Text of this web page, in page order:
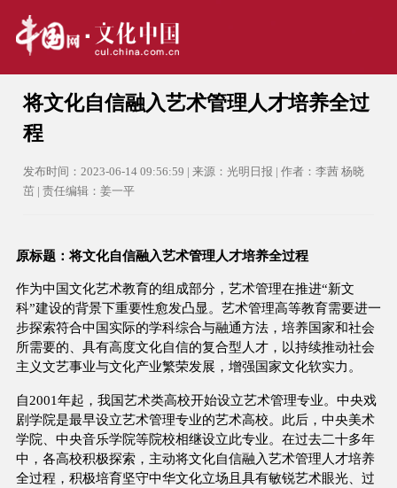
将文化自信融入艺术管理人才培养全过
程
发布时间：2023-06-14 09:56:59 | 来源：光明日报 | 作者：李茜 杨晓
茁 | 责任编辑：姜一平
原标题：将文化自信融入艺术管理人才培养全过程
作为中国文化艺术教育的组成部分，艺术管理在推进“新文
科”建设的背景下重要性愈发凸显。艺术管理高等教育需要进一
步探索符合中国实际的学科综合与融通方法，培养国家和社会
所需要的、具有高度文化自信的复合型人才，以持续推动社会
主义文艺事业与文化产业繁荣发展，增强国家文化软实力。
自2001年起，我国艺术类高校开始设立艺术管理专业。中央戏
剧学院是最早设立艺术管理专业的艺术高校。此后，中央美术
学院、中央音乐学院等院校相继设立此专业。在过去二十多年
中，各高校积极探索，主动将文化自信融入艺术管理人才培养
全过程，积极培育坚守中华文化立场且具有敏锐艺术眼光、过